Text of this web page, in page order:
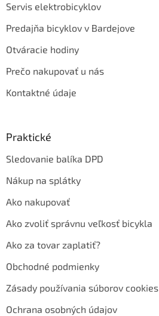
Servis elektrobicyklov
Predajňa bicyklov v Bardejove
Otváracie hodiny
Prečo nakupovať u nás
Kontaktné údaje
Praktické
Sledovanie balíka DPD
Nákup na splátky
Ako nakupovať
Ako zvoliť správnu veľkosť bicykla
Ako za tovar zaplatiť?
Obchodné podmienky
Zásady používania súborov cookies
Ochrana osobných údajov